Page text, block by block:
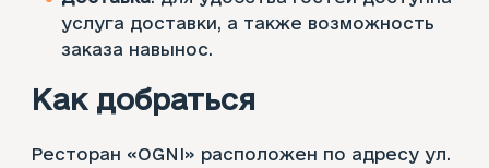
услуга доставки, а также возможность
заказа навынос.
Как добраться
Ресторан «OGNI» расположен по адресу ул.